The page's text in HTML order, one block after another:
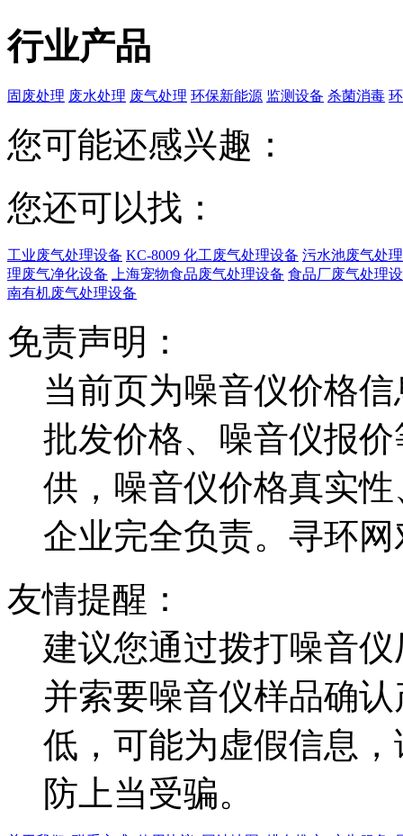
行业产品
固废处理 废水处理 废气处理 环保新能源 监测设备 杀菌消毒
您可能还感兴趣：
您还可以找：
工业废气处理设备 KC-8009 化工废气处理设备 污水池废气处
理废气净化设备
上海宠物食品废气处理设备 食品厂废气处理
南有机废气处理设备
免责声明：
当前页为噪音仪价格
批发价格、噪音仪报
供，噪音仪价格真实
企业完全负责。寻环
友情提醒：
建议您通过拨打噪音
并索要噪音仪样品确
低，可能为虚假信息
防上当受骗。